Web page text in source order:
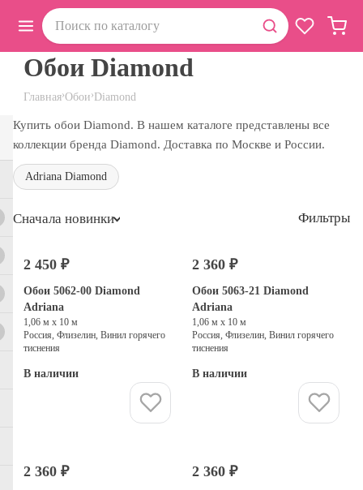
Главная›Обои›Diamond
Обои Diamond
Купить обои Diamond. В нашем каталоге представлены все
коллекции бренда Diamond. Доставка по Москве и России.
Adriana Diamond
Сначала новинки Фильтры
2 450 ₽
Обои 5062-00 Diamond
Adriana
1,06 м х 10 м
Россия, Флизелин, Винил горячего
тиснения
В наличии
2 360 ₽
Обои 5063-21 Diamond
Adriana
1,06 м х 10 м
Россия, Флизелин, Винил горячего
тиснения
В наличии
2 360 ₽ 2 360 ₽